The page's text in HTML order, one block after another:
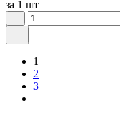
за 1 шт
1
2
3